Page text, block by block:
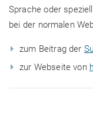
Sprache oder
bei der normalen
zum Beitrag der
zur Webseite von